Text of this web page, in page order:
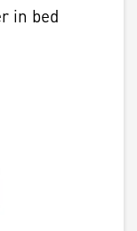
in bed